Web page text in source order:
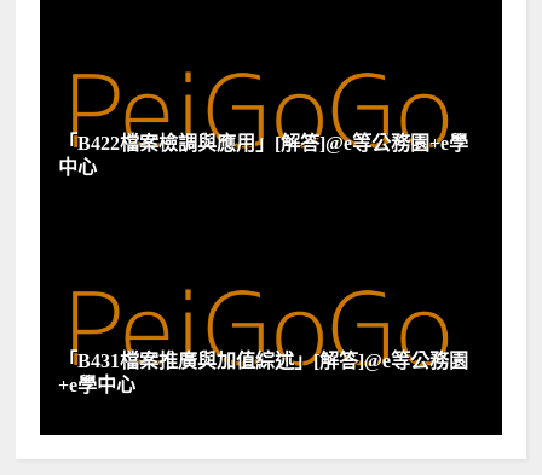
「B422檔案檢調與應用」[解答]@e等公務園+e學
中心
「B431檔案推廣與加值綜述」[解答]@e等公務園
+e學中心